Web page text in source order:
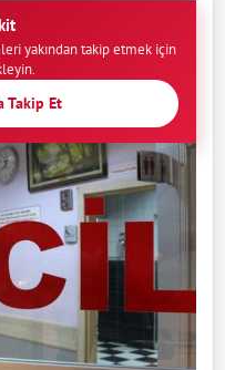
yakından takip etmek için
Takip Et